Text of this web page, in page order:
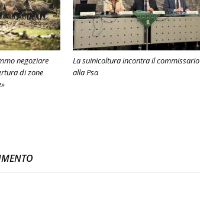
negoziare
di zone
La suinicoltura incontra il commissario
alla Psa